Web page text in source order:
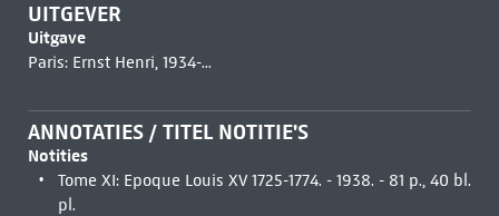
UITGEVER
Uitgave
Paris: Ernst Henri, 1934-...
ANNOTATIES / TITEL NOTITIE'S
Notities
Tome XI: Epoque Louis XV 1725-1774. - 1938. - 81 p., 40 bl.
pl.